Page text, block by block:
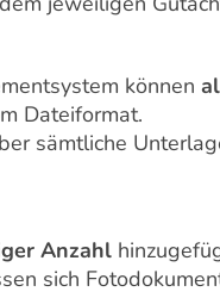
können
Dateiformat.
sämtliche
Anzahl
sich